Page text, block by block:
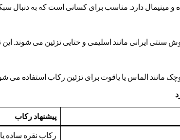
و مینیمال دارد. مناسب برای کسانی است که به دنبال
سنتی ایرانی مانند اسلیمی و ختایی تزئین می شوند.
مانند الماس یا یاقوت برای تزئین رکاب استفاده می
پیشنهاد رکاب
رکاب نقره ساده